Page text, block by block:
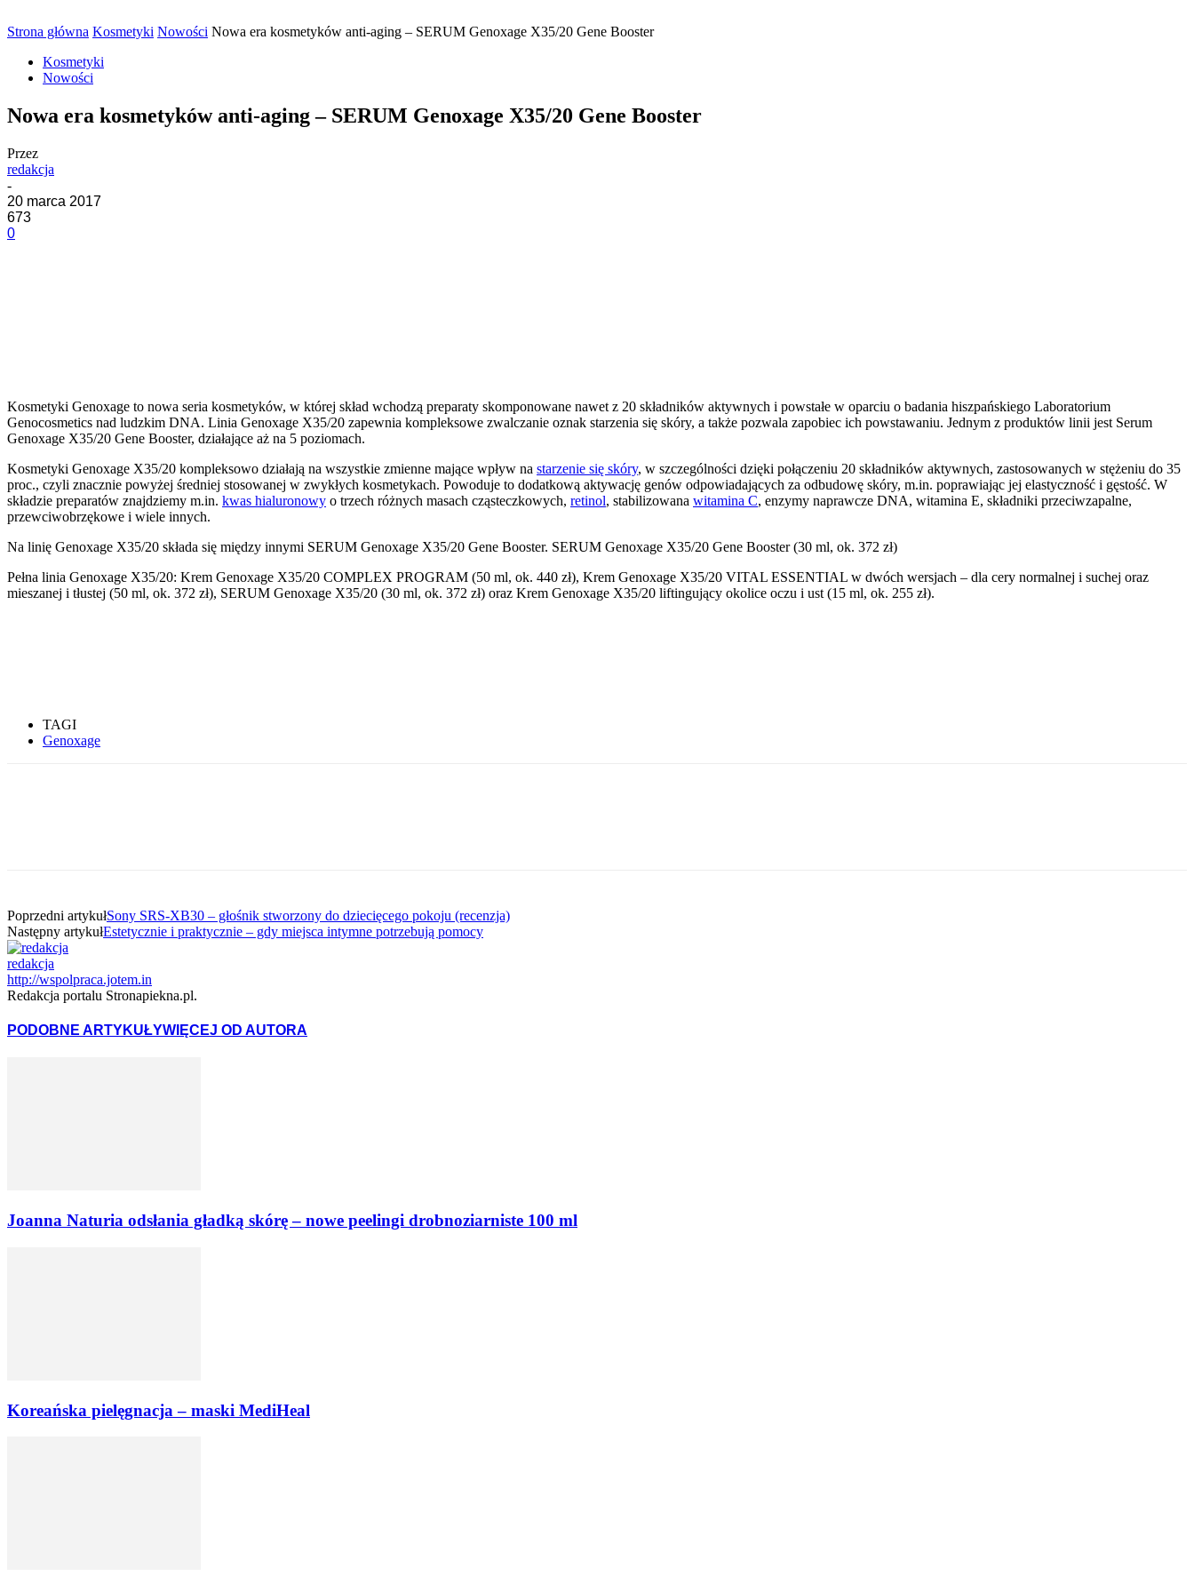
Strona główna Kosmetyki Nowości Nowa era kosmetyków anti-aging – SERUM Genoxage X35/20 Gene Booster
Kosmetyki
Nowości
Nowa era kosmetyków anti-aging – SERUM Genoxage X35/20 Gene Booster
Przez
redakcja
-
20 marca 2017
673
0
Kosmetyki Genoxage to nowa seria kosmetyków, w której skład wchodzą preparaty skomponowane nawet z 20 składników aktywnych i powstałe w oparciu o badania hiszpańskiego Laboratorium
Genocosmetics nad ludzkim DNA. Linia Genoxage X35/20 zapewnia kompleksowe zwalczanie oznak starzenia się skóry, a także pozwala zapobiec ich powstawaniu. Jednym z produktów linii jest Serum
Genoxage X35/20 Gene Booster, działające aż na 5 poziomach.
Kosmetyki Genoxage X35/20 kompleksowo działają na wszystkie zmienne mające wpływ na starzenie się skóry, w szczególności dzięki połączeniu 20 składników aktywnych, zastosowanych w stężeniu do 35
proc., czyli znacznie powyżej średniej stosowanej w zwykłych kosmetykach. Powoduje to dodatkową aktywację genów odpowiadających za odbudowę skóry, m.in. poprawiając jej elastyczność i gęstość. W
składzie preparatów znajdziemy m.in. kwas hialuronowy o trzech różnych masach cząsteczkowych, retinol, stabilizowana witamina C, enzymy naprawcze DNA, witamina E, składniki przeciwzapalne,
przewciwobrzękowe i wiele innych.
Na linię Genoxage X35/20 składa się między innymi SERUM Genoxage X35/20 Gene Booster. SERUM Genoxage X35/20 Gene Booster (30 ml, ok. 372 zł)
Pełna linia Genoxage X35/20: Krem Genoxage X35/20 COMPLEX PROGRAM (50 ml, ok. 440 zł), Krem Genoxage X35/20 VITAL ESSENTIAL w dwóch wersjach – dla cery normalnej i suchej oraz
mieszanej i tłustej (50 ml, ok. 372 zł), SERUM Genoxage X35/20 (30 ml, ok. 372 zł) oraz Krem Genoxage X35/20 liftingujący okolice oczu i ust (15 ml, ok. 255 zł).
TAGI
Genoxage
Poprzedni artykułSony SRS-XB30 – głośnik stworzony do dziecięcego pokoju (recenzja)
Następny artykułEstetycznie i praktycznie – gdy miejsca intymne potrzebują pomocy
redakcja
http://wspolpraca.jotem.in
Redakcja portalu Stronapiekna.pl.
PODOBNE ARTYKUŁYWIĘCEJ OD AUTORA
Joanna Naturia odsłania gładką skórę – nowe peelingi drobnoziarniste 100 ml
Koreańska pielęgnacja – maski MediHeal